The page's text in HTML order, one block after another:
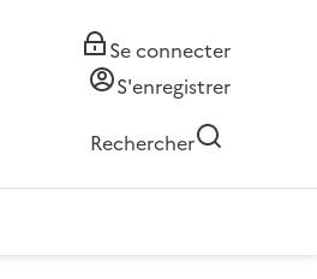
Se connecter
S'enregistrer
Rechercher